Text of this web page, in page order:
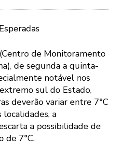
de Monitoramento
de segunda a quinta-
notável nos
sul do Estado,
deverão variar entre 7°C
localidades, a
a possibilidade de
de 7°C.